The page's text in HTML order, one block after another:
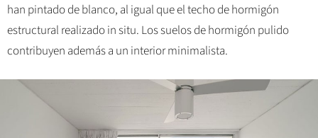
han pintado de blanco, al igual que el techo de hormigón
estructural realizado in situ. Los suelos de hormigón pulido
contribuyen además a un interior minimalista.